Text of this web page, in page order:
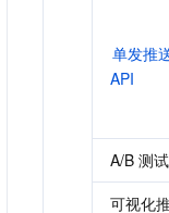
单发推
API
A/B 测试
可视化